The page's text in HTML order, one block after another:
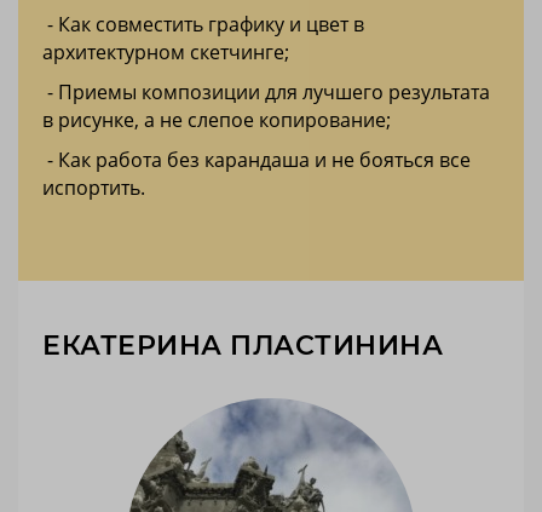
- Как совместить графику и цвет в
архитектурном скетчинге;
- Приемы композиции для лучшего результата
в рисунке, а не слепое копирование;
- Как работа без карандаша и не бояться все
испортить.
ЕКАТЕРИНА ПЛАСТИНИНА